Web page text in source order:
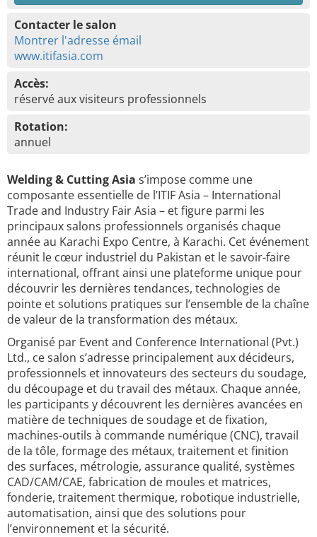
Contacter le salon
Montrer l'adresse émail
www.itifasia.com
Accès:
réservé aux visiteurs professionnels
Rotation:
annuel
Welding & Cutting Asia s’impose comme une
composante essentielle de l’ITIF Asia – International
Trade and Industry Fair Asia – et figure parmi les
principaux salons professionnels organisés chaque
année au Karachi Expo Centre, à Karachi. Cet événement
réunit le cœur industriel du Pakistan et le savoir-faire
international, offrant ainsi une plateforme unique pour
découvrir les dernières tendances, technologies de
pointe et solutions pratiques sur l’ensemble de la chaîne
de valeur de la transformation des métaux.
Organisé par Event and Conference International (Pvt.)
Ltd., ce salon s’adresse principalement aux décideurs,
professionnels et innovateurs des secteurs du soudage,
du découpage et du travail des métaux. Chaque année,
les participants y découvrent les dernières avancées en
matière de techniques de soudage et de fixation,
machines-outils à commande numérique (CNC), travail
de la tôle, formage des métaux, traitement et finition
des surfaces, métrologie, assurance qualité, systèmes
CAD/CAM/CAE, fabrication de moules et matrices,
fonderie, traitement thermique, robotique industrielle,
automatisation, ainsi que des solutions pour
l’environnement et la sécurité.